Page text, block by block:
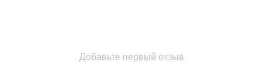
Добавьте первый отзыв